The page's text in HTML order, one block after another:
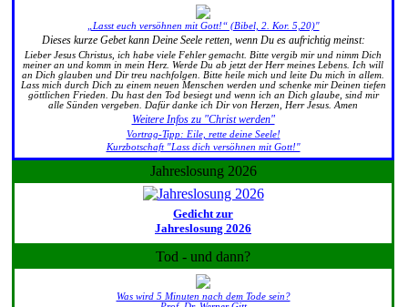
„Lasst euch versöhnen mit Gott!“ (Bibel, 2. Kor. 5,20)"
Dieses kurze Gebet kann Deine Seele retten, wenn Du es aufrichtig meinst:
Lieber Jesus Christus, ich habe viele Fehler gemacht. Bitte vergib mir und nimm Dich
meiner an und komm in mein Herz. Werde Du ab jetzt der Herr meines Lebens. Ich will
an Dich glauben und Dir treu nachfolgen. Bitte heile mich und leite Du mich in allem.
Lass mich durch Dich zu einem neuen Menschen werden und schenke mir Deinen tiefen
göttlichen Frieden. Du hast den Tod besiegt und wenn ich an Dich glaube, sind mir
alle Sünden vergeben. Dafür danke ich Dir von Herzen, Herr Jesus. Amen
Weitere Infos zu "Christ werden"
Vortrag-Tipp: Eile, rette deine Seele!
Kurzbotschaft "Lass dich versöhnen mit Gott!"
Jahreslosung 2026
Gedicht zur
Jahreslosung 2026
Tod - und dann?
Was wird 5 Minuten nach dem Tode sein?